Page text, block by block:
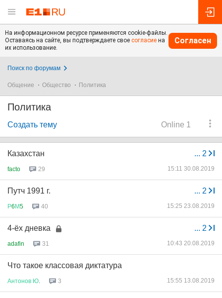
На информационном ресурсе применяются cookie-файлы.
Оставаясь на сайте, вы подтверждаете свое согласие на
их использование.
Согласен
Поиск по форумам
Общение Общество Политика
Политика
Online 1
Создать тему
... 2
Казахстан
facto 29 15:11 30.08.2019
... 2
Путч 1991 г.
Р6М5 40 15:25 23.08.2019
... 2
4-ёх дневка
adafin 31 10:43 20.08.2019
Что такое классовая диктатура
Антонов Ю 3 15:55 13.08.2019